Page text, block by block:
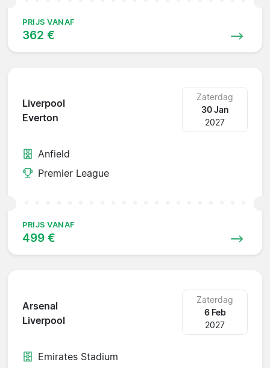
PRIJS VANAF
362 €
Liverpool
Everton
Zaterdag
30 Jan
2027
Anfield
Premier League
PRIJS VANAF
499 €
Arsenal
Liverpool
Zaterdag
6 Feb
2027
Emirates Stadium